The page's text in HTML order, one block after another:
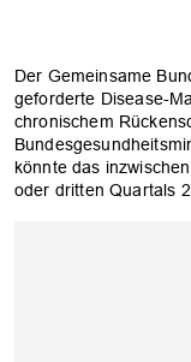
Der Gemeinsame
geforderte Disease-
chronischem
könnte das
oder dritten Quartals